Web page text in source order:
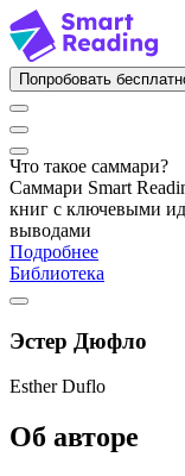
Попробовать
Что такое саммари?
Саммари Smart
книг с ключевыми
выводами
Подробнее
Библиотека
Эстер Дюфло
Esther Duflo
Об авторе